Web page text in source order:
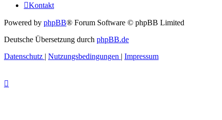
Kontakt
Powered by phpBB® Forum Software © phpBB Limited
Deutsche Übersetzung durch phpBB.de
Datenschutz | Nutzungsbedingungen | Impressum